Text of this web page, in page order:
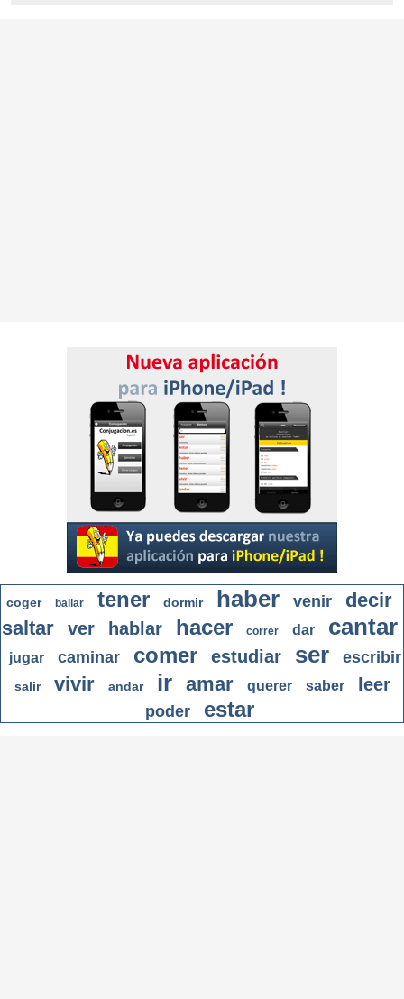
coger bailar tener dormir haber venir
decir
saltar
ver hablar hacer correr dar cantar
jugar caminar comer estudiar ser escribir
salir vivir andar ir amar querer saber leer
poder estar